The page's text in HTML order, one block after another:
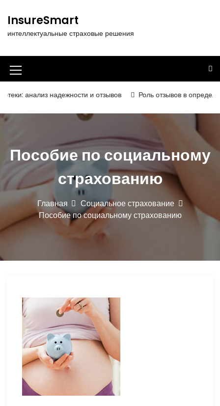
т
к
д
InsureSmart
интеллектуальные страховые решения
И
к
о
а
е
н
ю
надежности и отзывов Роль отзывов в определении
Пособие по социальному
страхованию
Главная
Социальное страхование
Пособие по социальному страхованию